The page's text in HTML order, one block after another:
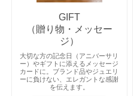
GIFT
（贈り物・メッセー
ジ）
大切な方の記念日（アニバーサリ
ー）やギフトに添えるメッセージ
カードに。ブランド品やジュエリ
ーに負けない、エレガントな感謝
を伝えます。